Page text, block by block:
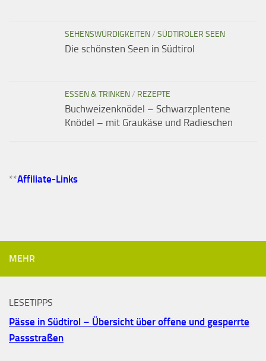
SEHENSWÜRDIGKEITEN/ SÜDTIROLER SEEN
Die schönsten Seen in Südtirol
ESSEN & TRINKEN/ REZEPTE
Buchweizenknödel – Schwarzplentene
Knödel – mit Graukäse und Radieschen
**Affiliate-Links
MEHR
LESETIPPS
Pässe in Südtirol – Übersicht über offene und gesperrte
Passstraßen